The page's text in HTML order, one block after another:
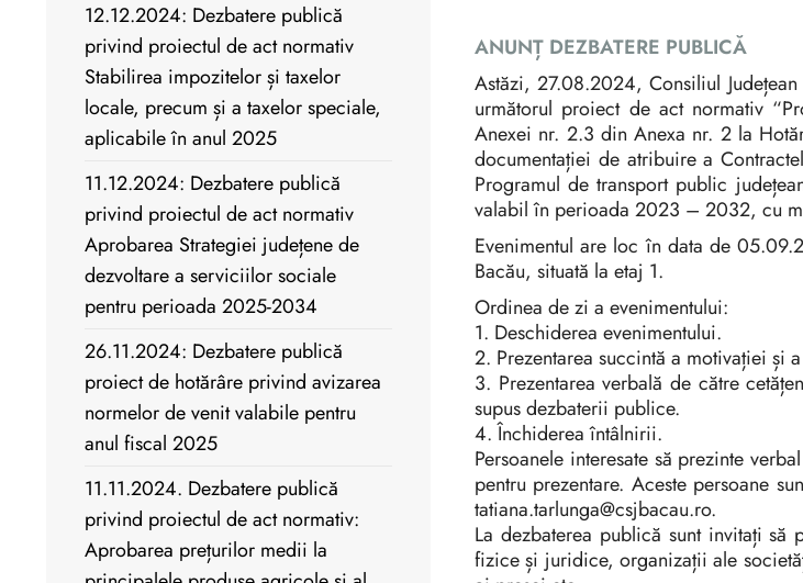
ANUNȚ DEZBATERE PUBLICĂ
Astăzi, 27.08.2024, Consiliul
următorul proiect de act normativ
Anexei nr. 2.3 din Anexa nr. 2 la
documentației de atribuire a
Programul de transport public
valabil în perioada 2023 – 2032, cu
Evenimentul are loc în data de
Bacău, situată la etaj 1.
Ordinea de zi a evenimentului:
1. Deschiderea evenimentului.
2. Prezentarea succintă a motivației și
3. Prezentarea verbală de către
supus dezbaterii publice.
4. Închiderea întâlnirii.
Persoanele interesate să prezinte
pentru prezentare. Aceste persoane
tatiana.tarlunga@csjbacau.ro.
La dezbaterea publică sunt invitați
fizice și juridice, organizații ale
12.12.2024: Dezbatere publică
privind proiectul de act normativ
Stabilirea impozitelor și taxelor
locale, precum și a taxelor speciale,
aplicabile în anul 2025
11.12.2024: Dezbatere publică
privind proiectul de act normativ
Aprobarea Strategiei județene de
dezvoltare a serviciilor sociale
pentru perioada 2025-2034
26.11.2024: Dezbatere publică
proiect de hotărâre privind avizarea
normelor de venit valabile pentru
anul fiscal 2025
11.11.2024. Dezbatere publică
privind proiectul de act normativ:
Aprobarea prețurilor medii la